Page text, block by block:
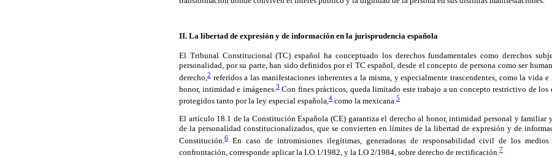
II. La libertad de expresión y de información en la jurisprudencia española
El Tribunal Constitucional (TC) español ha conceptuado los derechos fundamentales como derechos
personalidad, por su parte, han sido definidos por el TC español, desde el concepto de persona como ser
derecho, 2 referidos a las manifestaciones inherentes a la misma, y especialmente trascendentes, como la vida
honor, intimidad e imágenes.3Con fines prácticos, queda limitado este trabajo a un concepto restrictivo de los
protegidos tanto por la ley especial española,4 como la mexicana.5
El artículo 18.1 de la Constitución Española (CE) garantiza el derecho al honor, intimidad personal y familiar
de la personalidad constitucionalizados, que se convierten en límites de la libertad de expresión y de
Constitución. 6 En caso de intromisiones ilegítimas, generadoras de responsabilidad civil de los
confrontación, corresponde aplicar la LO 1/1982, y la LO 2/1984, sobre derecho de rectificación.7